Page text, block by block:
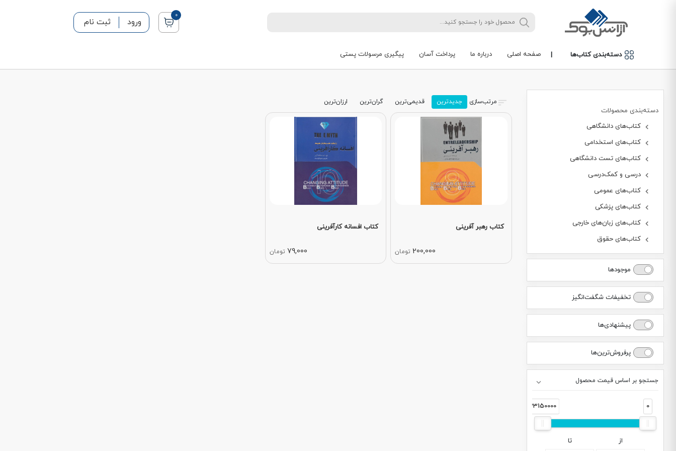
0
ورود ثبت نام
دسته‌بندی کتاب‌ها | صفحه اصلی درباره ما پرداخت آسان پیگیری مرسولات پستی
دسته‌بندی محصولات
کتاب‌های دانشگاهی
کتاب‌های استخدامی
کتاب‌های تست دانشگاهی
درسی و کمک‌درسی
کتاب‌های عمومی
کتاب‌های پزشکی
کتاب‌های زبان‌های خارجی
کتاب‌های حقوق
موجودها
تخفیفات شگفت‌انگیز
پیشنهادی‌ها
پرفروش‌ترین‌ها
جستجو بر اساس قیمت محصول
0
33150000
از تا
مرتب‌سازی جدیدترین قدیمی‌ترین گران‌ترین ارزان‌ترین
کتاب رهبر آفرینی
200,000 تومان
کتاب افسانه کارآفرینی
79,000 تومان